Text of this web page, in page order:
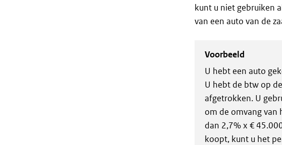
kunt u niet gebruiken
van een auto van de
Voorbeeld
U hebt een auto
U hebt de btw op
afgetrokken. U
om de omvang van
dan 2,7% x €
koopt, kunt u het